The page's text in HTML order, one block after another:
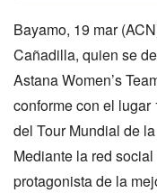
Bayamo, 19 mar
Cañadilla, quien se
Astana Women’s
conforme con el
del Tour Mundial de
Mediante la red
protagonista de la